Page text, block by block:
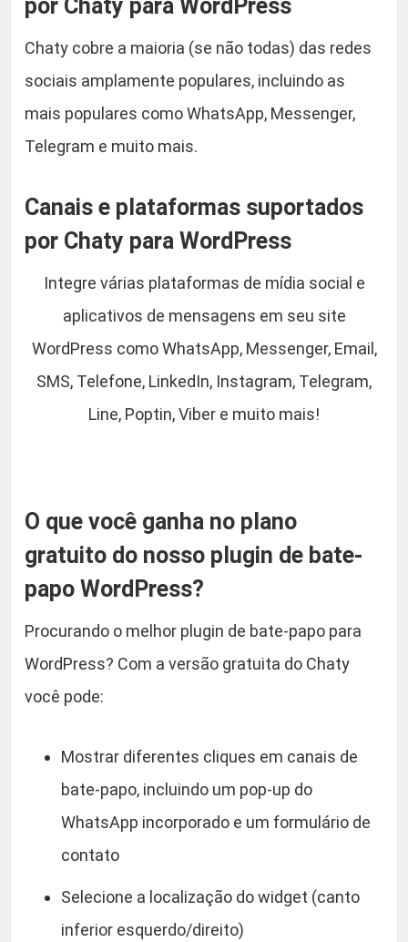
por Chaty para WordPress
Chaty cobre a maioria (se não todas) das redes
sociais amplamente populares, incluindo as
mais populares como WhatsApp, Messenger,
Telegram e muito mais.
Canais e plataformas suportados
por Chaty para WordPress
Integre várias plataformas de mídia social e
aplicativos de mensagens em seu site
WordPress como WhatsApp, Messenger, Email,
SMS, Telefone, LinkedIn, Instagram, Telegram,
Line, Poptin, Viber e muito mais!
O que você ganha no plano
gratuito do nosso plugin de bate-
papo WordPress?
Procurando o melhor plugin de bate-papo para
WordPress? Com a versão gratuita do Chaty
você pode:
Mostrar diferentes cliques em canais de
bate-papo, incluindo um pop-up do
WhatsApp incorporado e um formulário de
contato
Selecione a localização do widget (canto
inferior esquerdo/direito)